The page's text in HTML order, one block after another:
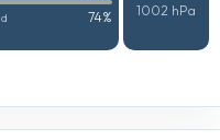
74% 1002 hPa